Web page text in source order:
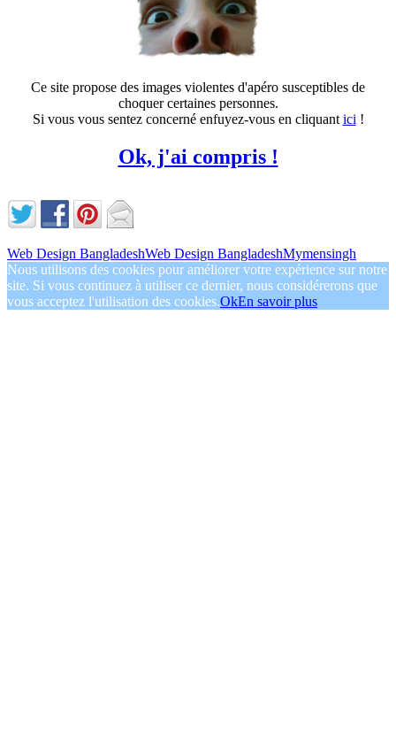
Ce site propose des images violentes d'apéro susceptibles de
choquer certaines personnes.
Si vous vous sentez concerné enfuyez-vous en cliquant ici !
Ok, j'ai compris !
Web Design BangladeshWeb Design BangladeshMymensingh
Nous utilisons des cookies pour améliorer votre expérience sur notre
site. Si vous continuez à utiliser ce dernier, nous considérerons que
vous acceptez l'utilisation des cookies.OkEn savoir plus